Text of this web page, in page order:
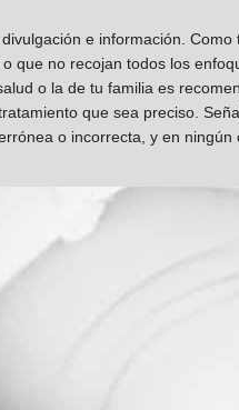
e información.
que no recojan todos los
o la de tu familia es
que sea preciso.
o incorrecta, y en